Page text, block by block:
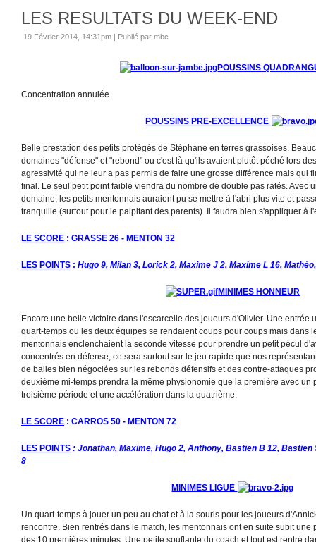
LES RESULTATS DU WEEK-END
19 Février 2014, 14:31pm | Publié par mbc
POUSSINS
Concentration annulée
POUSSINS PRE-EXCELLENCE
Belle prestation des petits protégés de Stéphane en terres grassoises.
domaines "défense" et "rebond" ou c'est là qu'ils avaient plutôt péché lors
agressivité qui ne leur a pas permis de faire une grosse différence mais qui
final. Le seul petit point faible viendra du nombre de double pas ratés. Avec
domaine, les petits mentonnais auraient pu se mettre à l'abri plus vite et
tranquille (surtout pour le palpitant des parents). Il faudra bien s'appliquer à
LE SCORE : GRASSE 26 - MENTON 32
LES POINTS : Hugo 9, Milan 3, Lorick 2, Maxime J 2, Maxime L 16,
MINIMES HONNEUR
Encore une belle victoire dans l'escarcelle des joueurs d'Olivier. Une entrée
quart-temps ou les deux équipes se rendaient coups pour coups mais dans
mentonnais enclenchaient la seconde vitesse pour prendre un petit pécul
concentrés en défense, ce sera surtout sur le jeu rapide que nos
de balles bien négociées sur les rebonds défensifs et des contre-attaques
deuxième mi-temps prendra la même physionomie que la première avec un
troisième période et une accélération dans la quatrième.
LE SCORE : CARROS 50 - MENTON 72
LES POINTS : Jonathan, Maxime, Hugo 2, Anthony, Bastien B 12, Bastien
8
MINIMES LIGUE
Un quart-temps à jouer un peu au chat et à la souris pour les joueurs
rencontre. Bien rentrés dans le match, les mentonnais ont en suite subit une
des 10 premières minutes. Une petite souflante du coach et tout est rentré